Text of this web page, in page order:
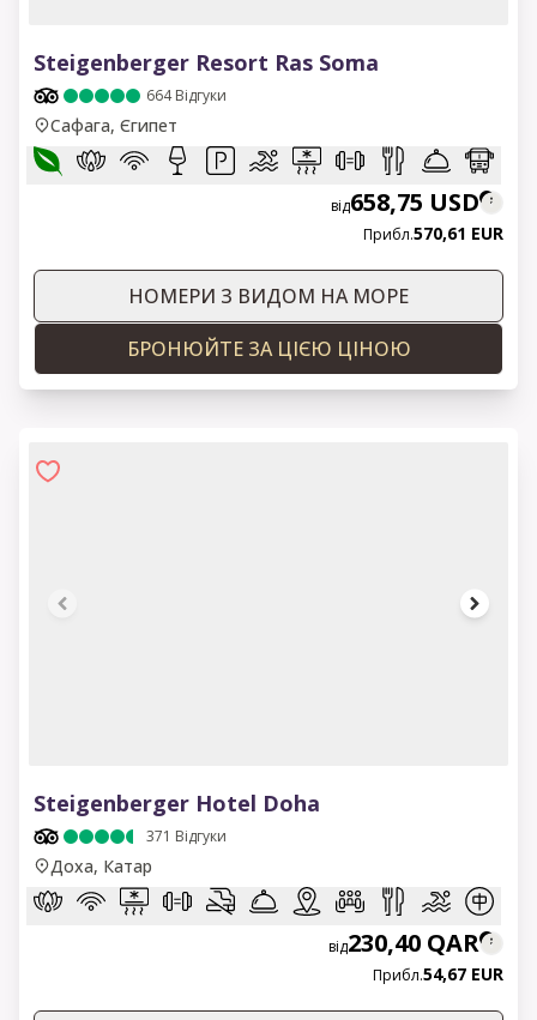
Steigenberger Resort Ras Soma
664 Відгуки
Сафага, Єгипет
від658,75 USD
Прибл.570,61 EUR
НОМЕРИ З ВИДОМ НА МОРЕ
БРОНЮЙТЕ ЗА ЦІЄЮ ЦІНОЮ
Steigenberger Hotel Doha
371 Відгуки
Доха, Катар
від230,40 QAR
Прибл.54,67 EUR